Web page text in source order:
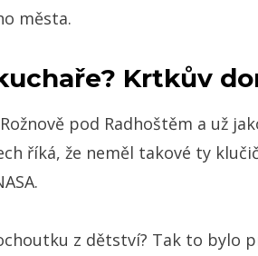
města.
Krtkův
pod Radhoštěm a už
říká, že neměl takové ty
z dětství? Tak to bylo